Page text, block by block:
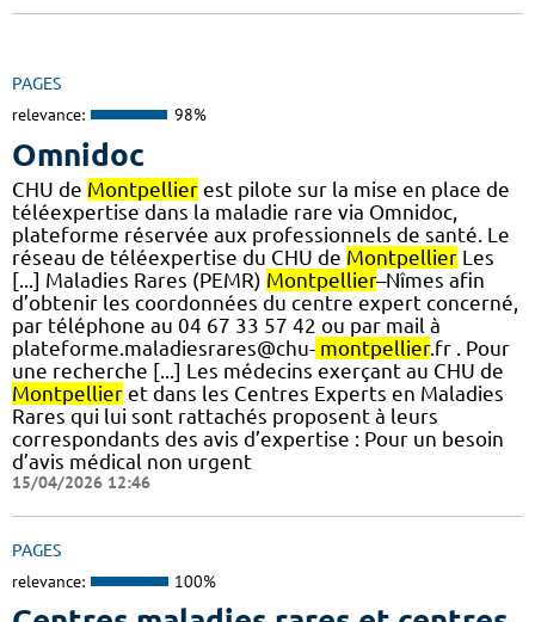
PAGES
relevance: 98%
Omnidoc
CHU de Montpellier est pilote sur la mise en place de
téléexpertise dans la maladie rare via Omnidoc,
plateforme réservée aux professionnels de santé. Le
réseau de téléexpertise du CHU de Montpellier Les
[...] Maladies Rares (PEMR) Montpellier–Nîmes afin
d’obtenir les coordonnées du centre expert concerné,
par téléphone au 04 67 33 57 42 ou par mail à
plateforme.maladiesrares@chu- montpellier.fr . Pour
une recherche [...] Les médecins exerçant au CHU de
Montpellier et dans les Centres Experts en Maladies
Rares qui lui sont rattachés proposent à leurs
correspondants des avis d’expertise : Pour un besoin
d’avis médical non urgent
15/04/2026 12:46
PAGES
relevance: 100%